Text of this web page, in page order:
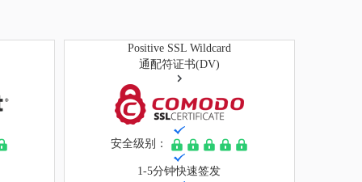
Positive SSL Wildcard
通配符证书(DV)
安全级别：
1-5分钟快速签发